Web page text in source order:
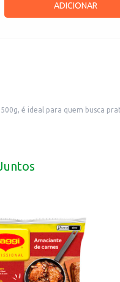
ADICIONAR
é ideal para quem busca
típicos da culinária baiana.